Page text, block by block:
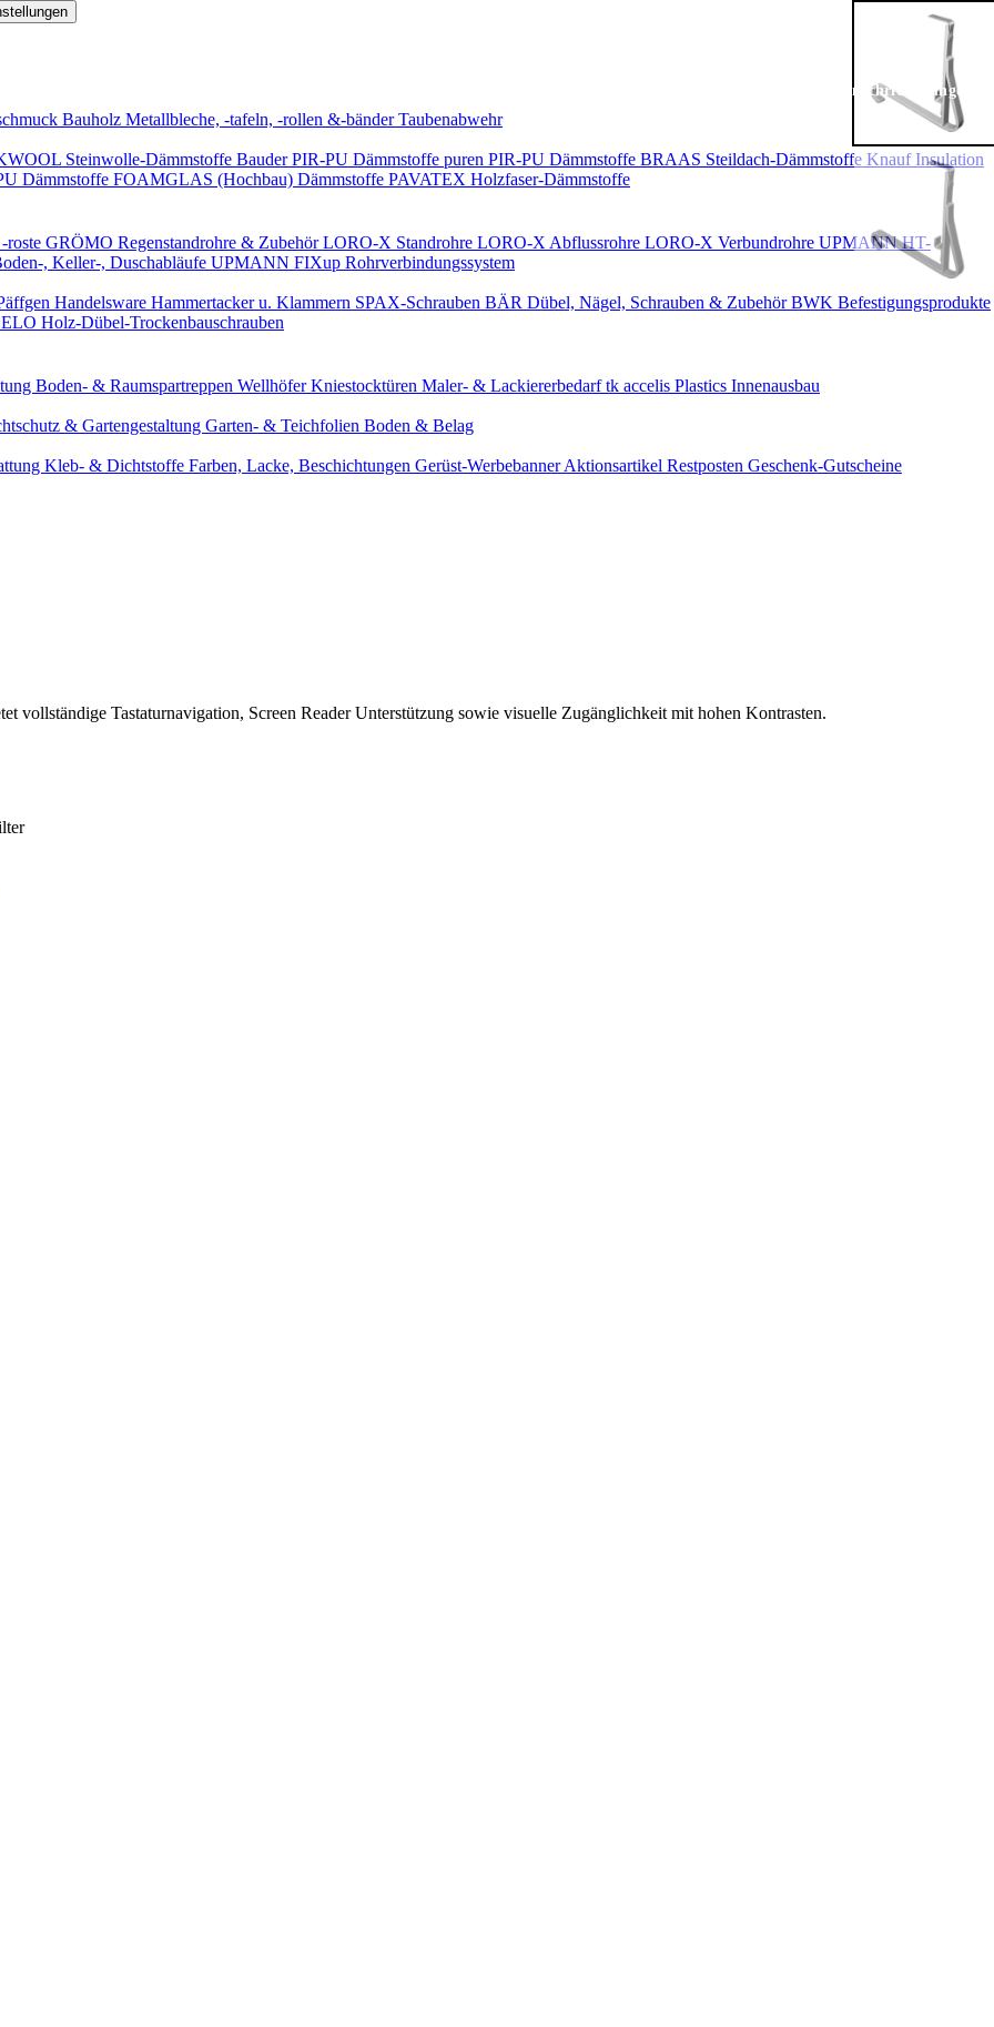
Bauholz Metallbleche, -tafeln, -rollen &-bänderTaubenabwehr
Steinwolle-Dämmstoffe Bauder PIR-PU Dämmstoffe puren PIR-PU Dämmstoffe BRAAS Steildach-Dämmstoffe Knauf Insulation
Dämmstoffe FOAMGLAS (Hochbau) Dämmstoffe PAVATEX Holzfaser-Dämmstoffe
roste GRÖMO Regenstandrohre & ZubehörLORO-X Standrohre LORO-X Abflussrohre LORO-X Verbundrohre UPMANN HT-
, Keller-, Duschabläufe UPMANN FIXup Rohrverbindungssystem
Handelsware Hammertacker u. Klammern SPAX-Schrauben BÄR Dübel, Nägel, Schrauben & ZubehörBWK Befestigungsprodukte
Holz-Dübel-Trockenbauschrauben
Boden- & Raumspartreppen Wellhöfer Kniestocktüren Maler- & Lackiererbedarftk accelis Plastics Innenausbau
& Gartengestaltung Garten- & Teichfolien Boden & Belag
Kleb- & Dichtstoffe Farben, Lacke, Beschichtungen Gerüst-WerbebannerAktionsartikel Restposten Geschenk-Gutscheine
vollständige Tastaturnavigation, Screen Reader Unterstützung sowie visuelle Zugänglichkeit mit hohen Kontrasten.
Keine Benachrichtigungen